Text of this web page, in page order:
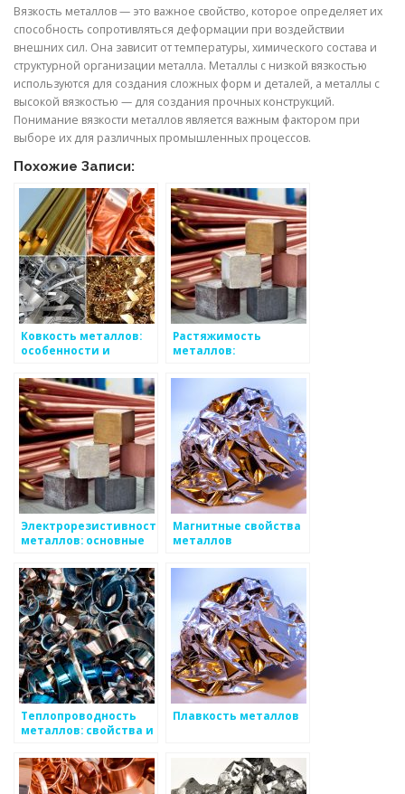
Вязкость металлов — это важное свойство, которое определяет их
способность сопротивляться деформации при воздействии
внешних сил. Она зависит от температуры, химического состава и
структурной организации металла. Металлы с низкой вязкостью
используются для создания сложных форм и деталей, а металлы с
высокой вязкостью — для создания прочных конструкций.
Понимание вязкости металлов является важным фактором при
выборе их для различных промышленных процессов.
Похожие Записи:
Ковкость металлов:
особенности и
Растяжимость
металлов:
применение
Электрорезистивность
металлов: основные
применение
Магнитные свойства
металлов
Теплопроводность
металлов: свойства и
Плавкость металлов